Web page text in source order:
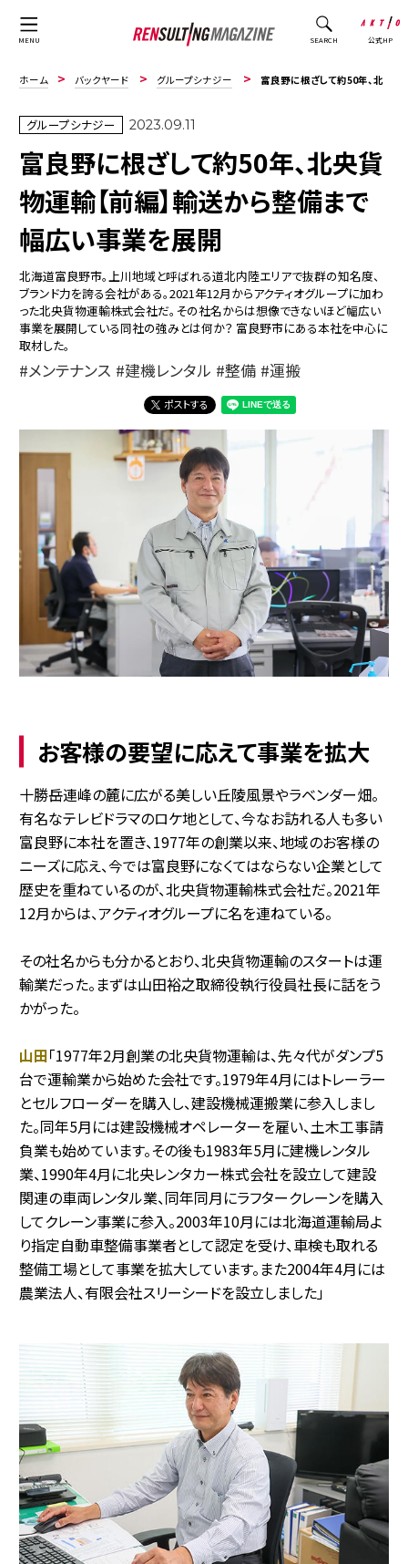
MENU SEARCH 公式HP
ホーム バックヤード グループシナジー 富良野に根ざして約50年、北央貨物運輸【前編】輸送から整備まで幅広い事業を展開
グループシナジー 2023.09.11
富良野に根ざして約50年、北央貨
物運輸【前編】輸送から整備まで
幅広い事業を展開
北海道富良野市。上川地域と呼ばれる道北内陸エリアで抜群の知名度、
ブランド力を誇る会社がある。2021年12月からアクティオグループに加わ
った北央貨物運輸株式会社だ。その社名からは想像できないほど幅広い
事業を展開している同社の強みとは何か？ 富良野市にある本社を中心に
取材した。
メンテナンス 建機レンタル 整備 運搬
ポストする
お客様の要望に応えて事業を拡大
十勝岳連峰の麓に広がる美しい丘陵風景やラベンダー畑。
有名なテレビドラマのロケ地として、今なお訪れる人も多い
富良野に本社を置き、1977年の創業以来、地域のお客様の
ニーズに応え、今では富良野になくてはならない企業として
歴史を重ねているのが、北央貨物運輸株式会社だ。2021年
12月からは、アクティオグループに名を連ねている。
その社名からも分かるとおり、北央貨物運輸のスタートは運
輸業だった。まずは山田裕之取締役執行役員社長に話をう
かがった。
山田「1977年2月創業の北央貨物運輸は、先々代がダンプ5
台で運輸業から始めた会社です。1979年4月にはトレーラー
とセルフローダーを購入し、建設機械運搬業に参入しまし
た。同年5月には建設機械オペレーターを雇い、土木工事請
負業も始めています。その後も1983年5月に建機レンタル
業、1990年4月に北央レンタカー株式会社を設立して建設
関連の車両レンタル業、同年同月にラフタークレーンを購入
してクレーン事業に参入。2003年10月には北海道運輸局よ
り指定自動車整備事業者として認定を受け、車検も取れる
整備工場として事業を拡大しています。また2004年4月には
農業法人、有限会社スリーシードを設立しました」